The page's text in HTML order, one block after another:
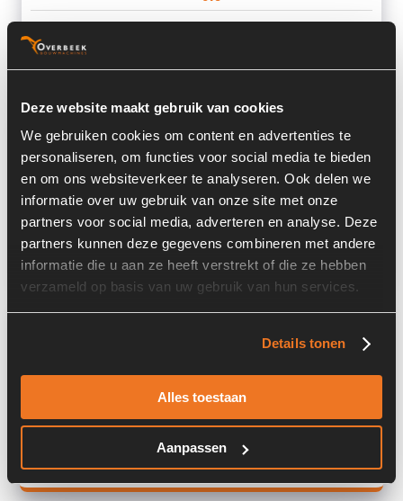
Deze website maakt gebruik van cookies
We gebruiken cookies om content en advertenties te
personaliseren, om functies voor social media te bieden
en om ons websiteverkeer te analyseren. Ook delen we
informatie over uw gebruik van onze site met onze
partners voor social media, adverteren en analyse. Deze
partners kunnen deze gegevens combineren met andere
informatie die u aan ze heeft verstrekt of die ze hebben
verzameld op basis van uw gebruik van hun services.
Details tonen
Alles toestaan
Aanpassen
Informatie
Locatie:
4C9L
Serienummer:
0026A
Land:
Nederland
Overige informatie
Type 1: M4PV37-37D238AR3BRHP-615
Type 2: M4
+ Volledige overige informatie openen